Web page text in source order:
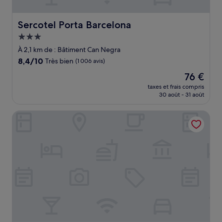
Sercotel Porta Barcelona
Sercotel Porta Barcelona
Hébergement
3.0 étoiles
À 2,1 km de : Bâtiment Can Negra
8.4
8,4/10 Très bien (1 006 avis)
Le
nouveau
prix
de
76 €
76 €
taxes et frais compris
30 août - 31 août